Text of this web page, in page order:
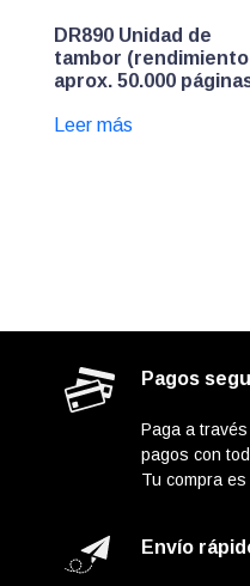
DR890 Unidad de
tambor (rendimiento
aprox. 50.000
Leer más
Pagos
Paga a
pagos con
Tu compra
Envío